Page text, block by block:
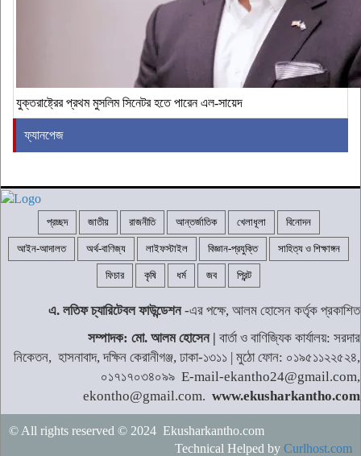
যুক্তরাষ্ট্রের প্রথম মুসলিম সিনেটর হতে পারেন এল-সায়েদ
ফ্যানপেজ
প্রচ্ছদ জাতীয় রাজনীতি আন্তর্জাতিক খেলাধূলা বিনোদন
আইন-আদালত অর্থ-বাণিজ্য লাইফস্টাইল বিজ্ঞান-প্রযুক্তি সাহিত্য ও শিক্ষাঙ্গন
ফিচার কৃষি ধর্ম জব প্রিন্ট
এ. লতিফ চ্যারিটেবল ফাউন্ডেশন-এর পক্ষে, আলম হোসেন কর্তৃক প্রকাশিত
সম্পাদক: মো. আলম হোসেন | বার্তা ও বাণিজ্যিক কার্যালয়: সরদার
নিকেতন, হাসনাবাদ, দক্ষিন কেরানীগঞ্জ, ঢাকা-১৩১১ | মুঠো ফোন: ০১৯৫১১২২৫২৪,
০১৭১৭০৩৪০৯৯ E-mail-ekantho24@gmail.com,
ekontho@gmail.com. www.ekusharkantho.com
© All rights reserved © 2024 Ekusharkantho.com
Technical Helped by Curlhost.com